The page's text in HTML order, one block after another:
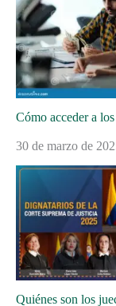
Cómo acceder a
30 de marzo de
Quiénes son los